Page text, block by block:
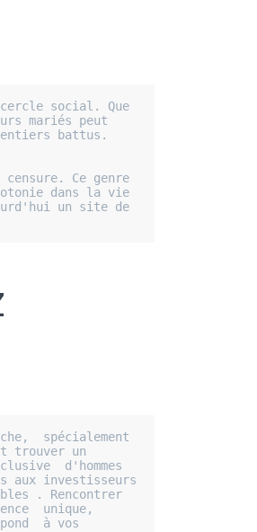
social. Que
mariés peut
battus.
Ce genre
dans la vie
un site de
spécialement
trouver un
d'hommes
aux investisseurs
. Rencontrer
unique,
à vos